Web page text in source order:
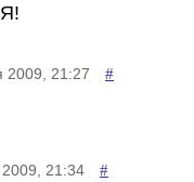
2009, 21:27 #
21:34 #